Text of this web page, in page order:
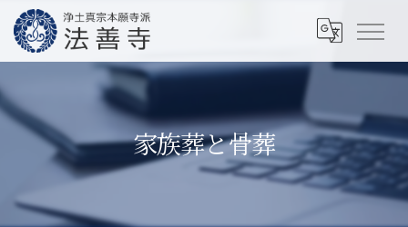
家族葬と骨葬